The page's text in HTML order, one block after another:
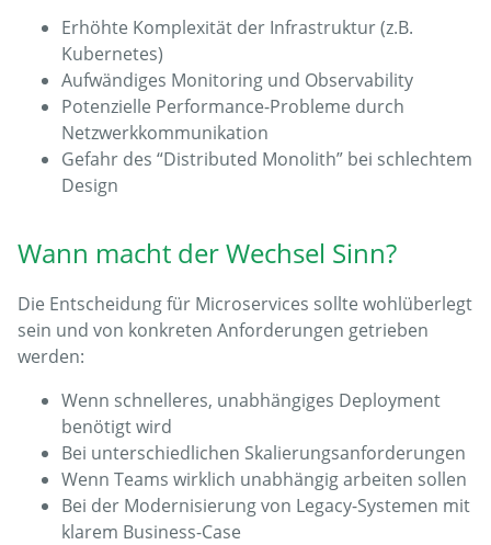
Erhöhte Komplexität der Infrastruktur (z.B.
Kubernetes)
Aufwändiges Monitoring und Observability
Potenzielle Performance-Probleme durch
Netzwerkkommunikation
Gefahr des “Distributed Monolith” bei schlechtem
Design
Wann macht der Wechsel Sinn?
Die Entscheidung für Microservices sollte wohlüberlegt
sein und von konkreten Anforderungen getrieben
werden:
Wenn schnelleres, unabhängiges Deployment
benötigt wird
Bei unterschiedlichen Skalierungsanforderungen
Wenn Teams wirklich unabhängig arbeiten sollen
Bei der Modernisierung von Legacy-Systemen mit
klarem Business-Case